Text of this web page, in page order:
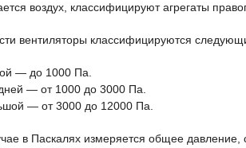
воздух, классифицируют агрегаты
вентиляторы классифицируются
— до 1000 Па.
— от 1000 до 3000 Па.
— от 3000 до 12000 Па.
в Паскалях измеряется общее давление,